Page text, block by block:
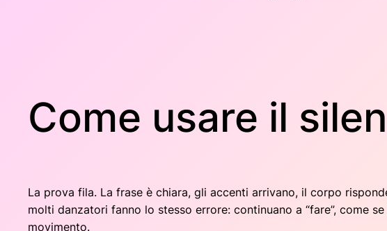
Come usare il
La prova fila. La frase è chiara, gli accenti arrivano, il corpo
molti danzatori fanno lo stesso errore: continuano a “fare”, come
movimento.